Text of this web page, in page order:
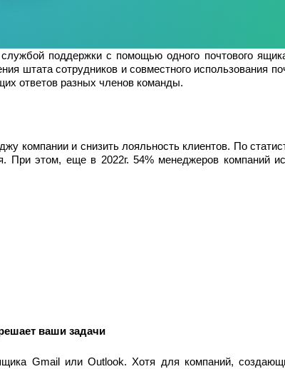
поддержки с помощью одного почтового
штата сотрудников и совместного использования
ответов разных членов команды.
компании и снизить лояльность клиентов. По
При этом, еще в 2022г. 54% менеджеров компаний
ваши задачи
Gmail или Outlook. Хотя для компаний,